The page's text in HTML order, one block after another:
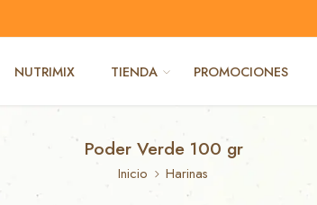
NUTRIMIX TIENDA PROMOCIONES
Poder Verde 100 gr
Inicio Harinas